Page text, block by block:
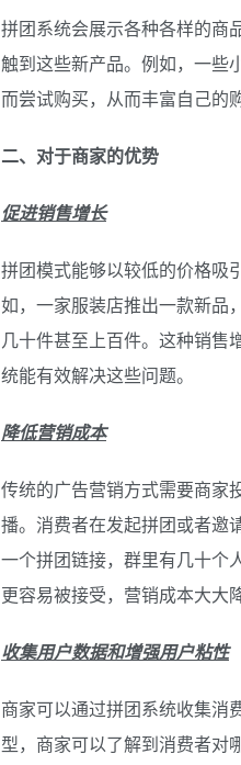
拼团系统会展示各种各样的商
触到这些新产品。例如，一些
而尝试购买，从而丰富自己的
二、对于商家的优势
促进销售增长
拼团模式能够以较低的价格吸
如，一家服装店推出一款新品
几十件甚至上百件。这种销售
统能有效解决这些问题。
降低营销成本
传统的广告营销方式需要商家
播。消费者在发起拼团或者邀
一个拼团链接，群里有几十个
更容易被接受，营销成本大大
收集用户数据和增强用户粘性
商家可以通过拼团系统收集消
型，商家可以了解到消费者对